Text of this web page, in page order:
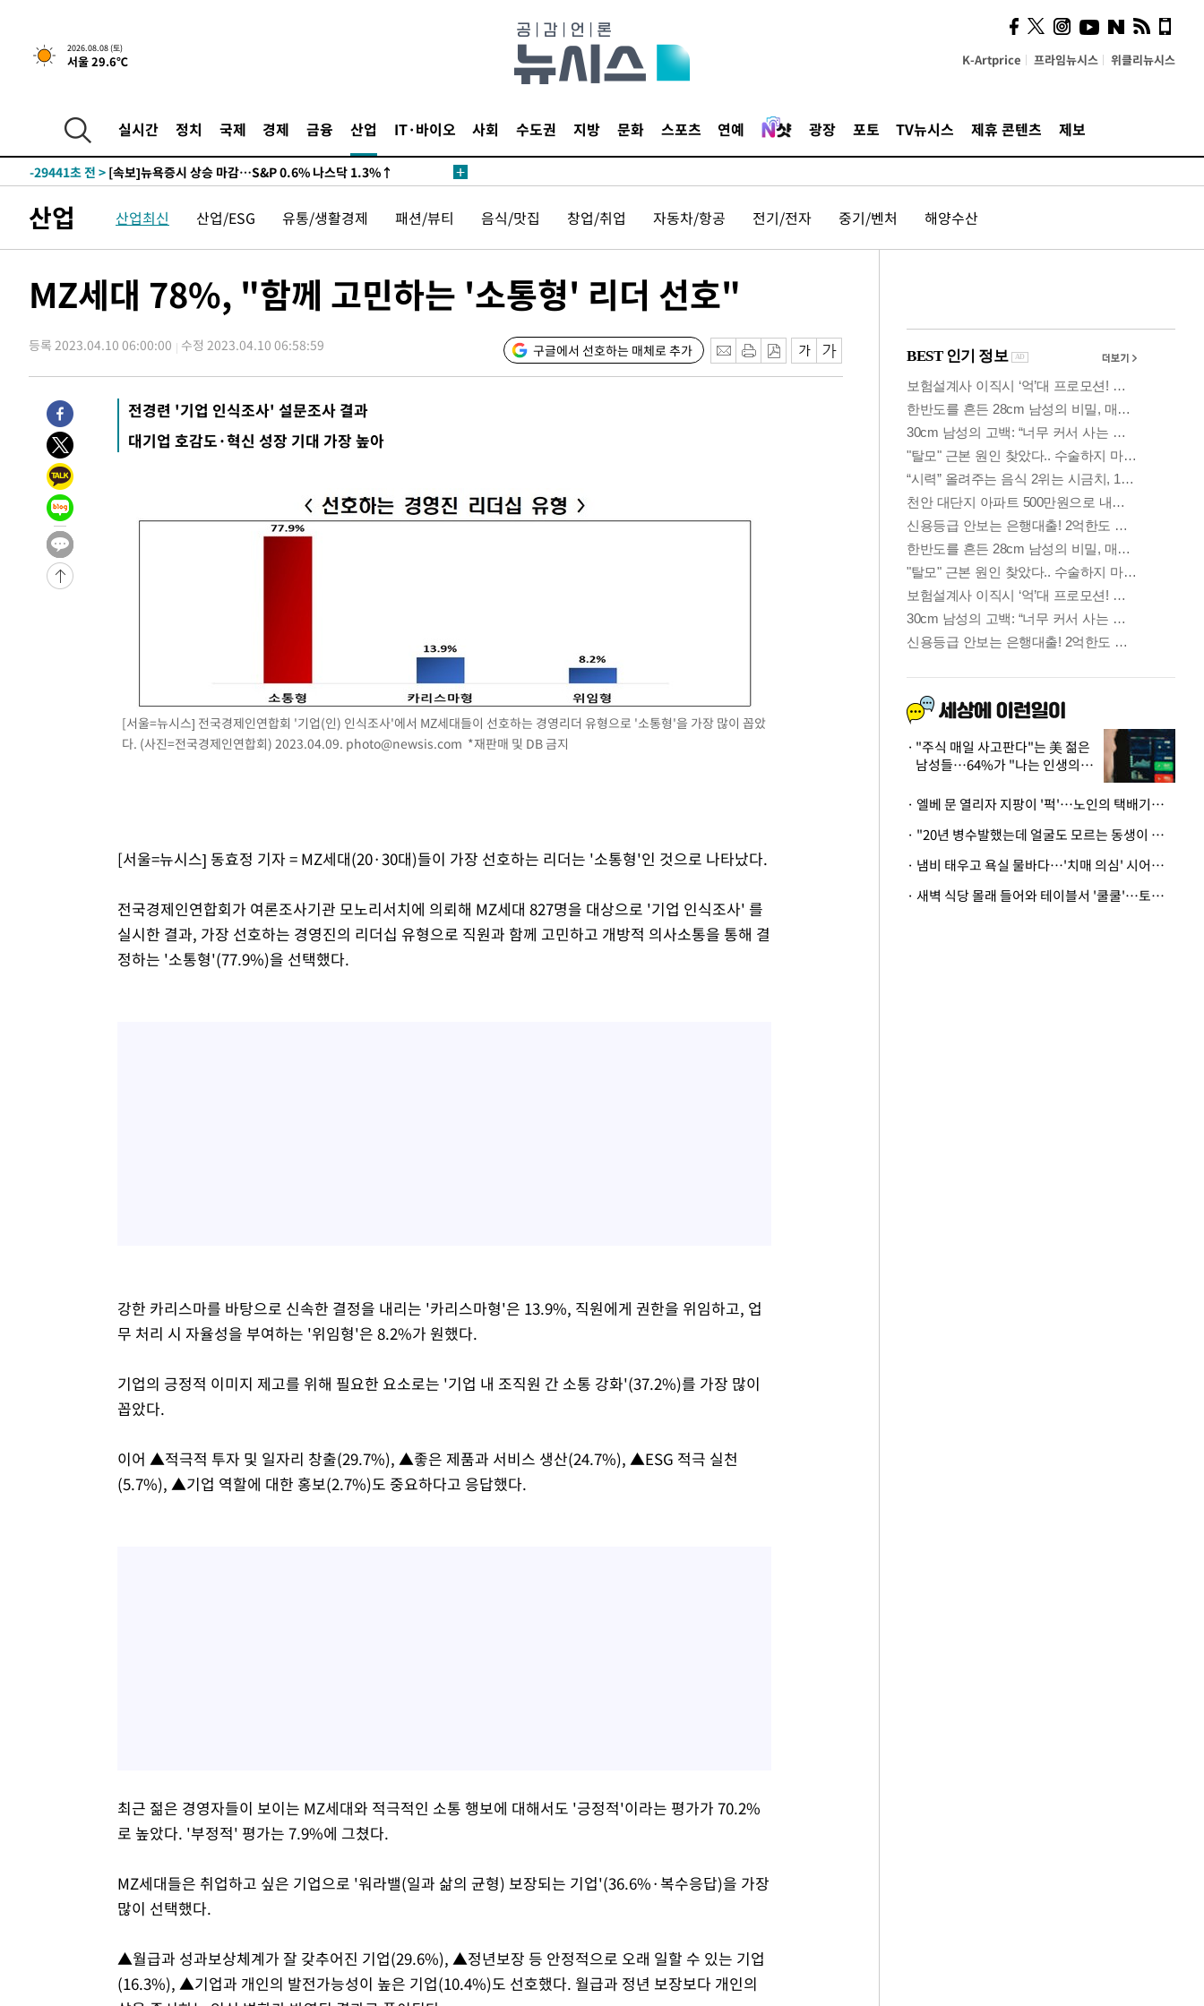
2026.08.08 (토)
서울 29.6℃ K-Artprice 프라임뉴시스 위클리뉴시스
실시간 정치 국제 경제 금융 산업 IT·바이오 사회 수도권 지방 문화 스포츠 연예 광장 포토 TV뉴시스 제휴 콘텐츠 제보
-29441초 전 > [속보]뉴욕증시 상승 마감…S&P 0.6% 나스닥 1.3%↑
산업 산업최신 산업/ESG 유통/생활경제 패션/뷰티 음식/맛집 창업/취업 자동차/항공 전기/전자 중기/벤처 해양수산
MZ세대 78%, "함께 고민하는 '소통형' 리더 선호"
등록 2023.04.10 06:00:00 수정 2023.04.10 06:58:59 구글에서 선호하는 매체로 추가
전경련 '기업 인식조사' 설문조사 결과
대기업 호감도·혁신 성장 기대 가장 높아
[서울=뉴시스] 전국경제인연합회 '기업(인) 인식조사'에서 MZ세대들이 선호하는 경영리더 유형으로 '소통형'을 가장 많이 꼽았
다. (사진=전국경제인연합회) 2023.04.09. photo@newsis.com *재판매 및 DB 금지
[서울=뉴시스] 동효정 기자 = MZ세대(20·30대)들이 가장 선호하는 리더는 '소통형'인 것으로 나타났다.
전국경제인연합회가 여론조사기관 모노리서치에 의뢰해 MZ세대 827명을 대상으로 '기업 인식조사' 를
실시한 결과, 가장 선호하는 경영진의 리더십 유형으로 직원과 함께 고민하고 개방적 의사소통을 통해 결
정하는 '소통형'(77.9%)을 선택했다.
강한 카리스마를 바탕으로 신속한 결정을 내리는 '카리스마형'은 13.9%, 직원에게 권한을 위임하고, 업
무 처리 시 자율성을 부여하는 '위임형'은 8.2%가 원했다.
기업의 긍정적 이미지 제고를 위해 필요한 요소로는 '기업 내 조직원 간 소통 강화'(37.2%)를 가장 많이
꼽았다.
이어 ▲적극적 투자 및 일자리 창출(29.7%), ▲좋은 제품과 서비스 생산(24.7%), ▲ESG 적극 실천
(5.7%), ▲기업 역할에 대한 홍보(2.7%)도 중요하다고 응답했다.
최근 젊은 경영자들이 보이는 MZ세대와 적극적인 소통 행보에 대해서도 '긍정적'이라는 평가가 70.2%
로 높았다. '부정적' 평가는 7.9%에 그쳤다.
MZ세대들은 취업하고 싶은 기업으로 '워라밸(일과 삶의 균형) 보장되는 기업'(36.6%·복수응답)을 가장
많이 선택했다.
▲월급과 성과보상체계가 잘 갖추어진 기업(29.6%), ▲정년보장 등 안정적으로 오래 일할 수 있는 기업
(16.3%), ▲기업과 개인의 발전가능성이 높은 기업(10.4%)도 선호했다. 월급과 정년 보장보다 개인의
시, 스마트폰 액세서리에
NFC 더했다
"주식 매일 사고판다"는 美 젊은
남성들…64%가 "나는 인생의
· 엘베 문 열리자 지팡이 '퍽'…노인의 택배기사 폭행 이유
· "20년 병수발했는데 얼굴도 모르는 동생이 유산 절반을"…배다른 형제 상속권 있을까
· 냄비 태우고 욕실 물바다…'치매 의심' 시어머니 검사 권유했다가 '날벼락'
· 새벽 식당 몰래 들어와 테이블서 '쿨쿨'…토사물 남기고 사라진 남성